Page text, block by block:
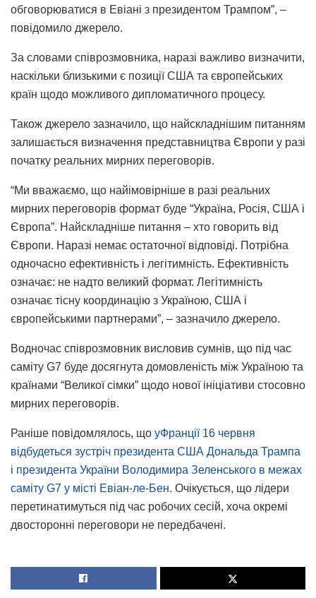
обговорюватися в Евіані з президентом Трампом”, –
повідомило джерело.
За словами співрозмовника, наразі важливо визначити,
наскільки близькими є позиції США та європейських
країн щодо можливого дипломатичного процесу.
Також джерело зазначило, що найскладнішим питанням
залишається визначення представництва Європи у разі
початку реальних мирних переговорів.
“Ми вважаємо, що найімовірніше в разі реальних
мирних переговорів формат буде “Україна, Росія, США і
Європа”. Найскладніше питання – хто говорить від
Європи. Наразі немає остаточної відповіді. Потрібна
одночасно ефективність і легітимність. Ефективність
означає: не надто великий формат. Легітимність
означає тісну координацію з Україною, США і
європейськими партнерами”, – зазначило джерело.
Водночас співрозмовник висловив сумнів, що під час
саміту G7 буде досягнута домовленість між Україною та
країнами “Великої сімки” щодо нової ініціативи стосовно
мирних переговорів.
Раніше повідомлялось, що уФранції 16 червня
відбудеться зустріч президента США Дональда Трампа
і президента України Володимира Зеленського в межах
саміту G7 у місті Евіан-ле-Бен. Очікується, що лідери
перетинатимуться під час робочих сесій, хоча окремі
двосторонні переговори не передбачені.